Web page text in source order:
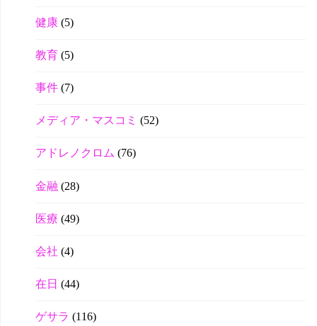
健康(5)
教育(5)
事件(7)
メディア・マスコミ (52)
アドレノクロム (76)
金融 (28)
医療 (49)
会社 (4)
在日 (44)
ゲサラ (116)